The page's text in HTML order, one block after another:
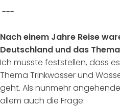
---
Nach einem Jahre Reise
Deutschland und das
Ich musste feststellen, dass
Thema Trinkwasser und
geht. Als nunmehr
allem auch die Frage: